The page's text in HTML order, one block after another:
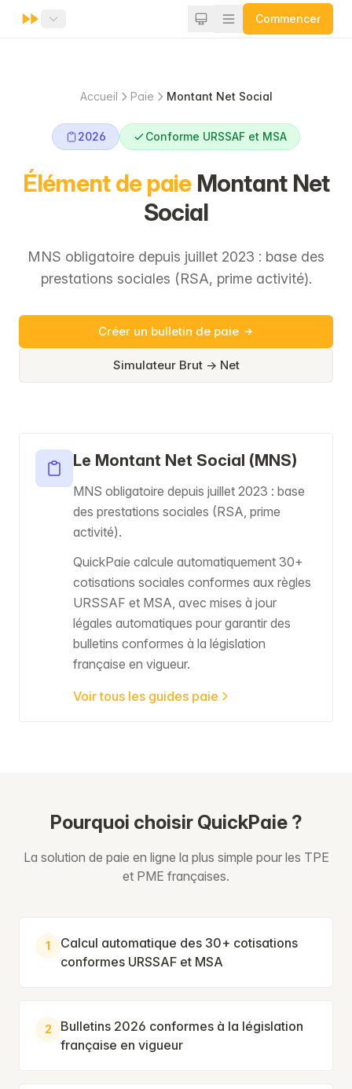
Commencer
Accueil Paie Montant Net Social
2026 Conforme URSSAF et MSA
Élément de paieMontant Net
Social
MNS obligatoire depuis juillet 2023 : base des
prestations sociales (RSA, prime activité).
Créer un bulletin de paie
Simulateur Brut → Net
Le Montant Net Social (MNS)
MNS obligatoire depuis juillet 2023 : base
des prestations sociales (RSA, prime
activité).
QuickPaie calcule automatiquement 30+
cotisations sociales conformes aux règles
URSSAF et MSA, avec mises à jour
légales automatiques pour garantir des
bulletins conformes à la législation
française en vigueur.
Voir tous les guides paie
Pourquoi choisir QuickPaie ?
La solution de paie en ligne la plus simple pour les TPE
et PME françaises.
1
Calcul automatique des 30+ cotisations
conformes URSSAF et MSA
2
Bulletins 2026 conformes à la législation
française en vigueur